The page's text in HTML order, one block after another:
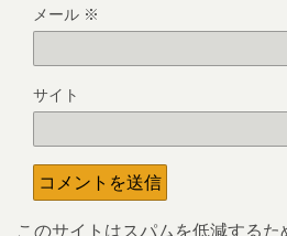
メール ※
サイト
このサイトはスパムを低減する